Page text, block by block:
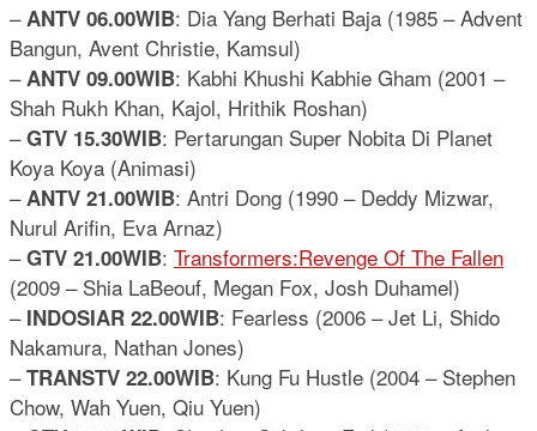
–ANTV 06.00WIB: Dia Yang Berhati Baja (1985 – Advent
Bangun, Avent Christie, Kamsul)
–ANTV 09.00WIB: Kabhi Khushi Kabhie Gham (2001 –
Shah Rukh Khan, Kajol, Hrithik Roshan)
–GTV 15.30WIB: Pertarungan Super Nobita Di Planet
Koya Koya (Animasi)
–ANTV 21.00WIB: Antri Dong (1990 – Deddy Mizwar,
Nurul Arifin, Eva Arnaz)
–GTV 21.00WIB: Transformers:Revenge Of The Fallen
(2009 – Shia LaBeouf, Megan Fox, Josh Duhamel)
– INDOSIAR 22.00WIB: Fearless (2006 – Jet Li, Shido
Nakamura, Nathan Jones)
–TRANSTV 22.00WIB: Kung Fu Hustle (2004 – Stephen
Chow, Wah Yuen, Qiu Yuen)